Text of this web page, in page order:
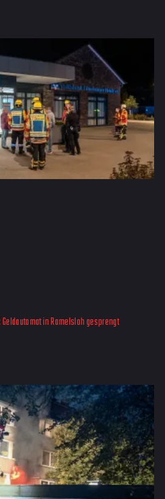
in Ramelsloh gesprengt